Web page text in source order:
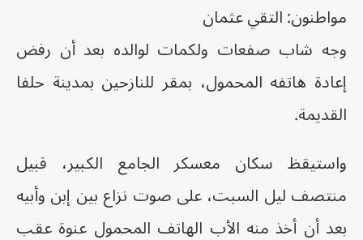
مواطنون: التقي عثمان
وجه شاب صفعات ولكمات لوالده بعد أن رفض
إعادة هاتفه المحمول، بمقر للنازحين بمدينة حلفا
القديمة.
واستيقظ سكان معسكر الجامع الكبير، قبيل
منتصف ليل السبت، على صوت نزاع بين إبن وأبيه
بعد أن أخذ منه الأب الهاتف المحمول عنوة عقب